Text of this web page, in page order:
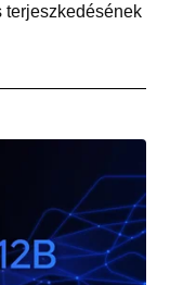
terjeszkedésének